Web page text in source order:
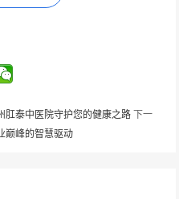
肛泰中医院守护您的健康之路下一
巅峰的智慧驱动